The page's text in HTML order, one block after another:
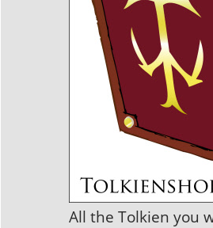
All the Tolkien you